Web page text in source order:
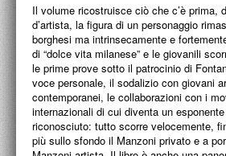
di “dolce vita milanese” e le giovanili
le prime prove sotto il patrocinio di
voce personale, il sodalizio con giovani
contemporanei, le collaborazioni con i
internazionali di cui diventa un
riconosciuto: tutto scorre velocemente,
più sullo sfondo il Manzoni privato e a
Manzoni artista. Il libro è anche una
artistica italiana ed europea di quel
Yves Klein, da Azimut al Gruppo Zero,